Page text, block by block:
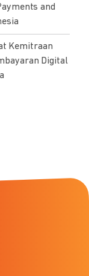
and
Kemitraan
Digital